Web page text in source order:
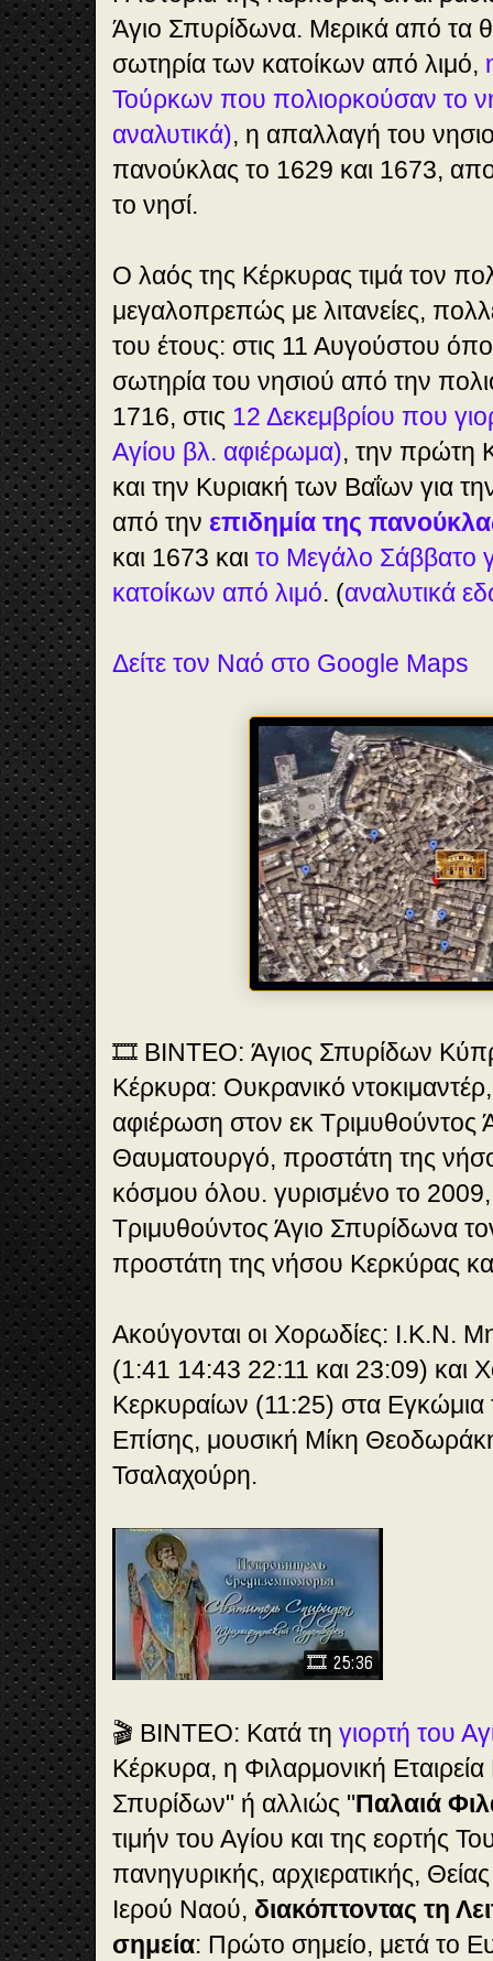
Άγιο Σπυρίδωνα. Μερικά από τα
σωτηρία των κατοίκων από λιμό,
Τούρκων που πολιορκούσαν το
αναλυτικά), η απαλλαγή του
πανούκλας το 1629 και 1673,
το νησί.
Ο λαός της Κέρκυρας τιμά τον
μεγαλοπρεπώς με λιτανείες,
του έτους: στις 11 Αυγούστου
σωτηρία του νησιού από την
1716, στις 12 Δεκεμβρίου που
Αγίου βλ. αφιέρωμα), την πρώτη
και την Κυριακή των Βαΐων για
από την επιδημία της
και 1673 και το Μεγάλο Σάββατο
κατοίκων από λιμό. (αναλυτικά
Δείτε τον Ναό στο Google Maps
🎞️ ΒΙΝΤΕΟ: Άγιος Σπυρίδων
Κέρκυρα: Ουκρανικό
αφιέρωση στον εκ Τριμυθούντος
Θαυματουργό, προστάτη της
κόσμου όλου. γυρισμένο το
Τριμυθούντος Άγιο Σπυρίδωνα
προστάτη της νήσου Κερκύρας
Ακούγονται οι Χορωδίες: Ι.Κ.Ν.
(1:41 14:43 22:11 και 23:09) και
Κερκυραίων (11:25) στα Εγκώμια
Επίσης, μουσική Μίκη
Τσαλαχούρη.
🎞️25:36
🎬 ΒΙΝΤΕΟ: Κατά τη γιορτή του
Κέρκυρα, η Φιλαρμονική
Σπυρίδων" ή αλλιώς "Παλαιά
τιμήν του Αγίου και της εορτής
πανηγυρικής, αρχιερατικής,
Ιερού Ναού, διακόπτοντας τη
σημεία: Πρώτο σημείο, μετά το